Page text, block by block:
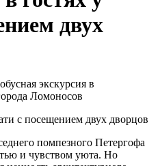
двух
экскурсия в
Ломоносов
помпезного Петергофа
и чувством уюта. Но